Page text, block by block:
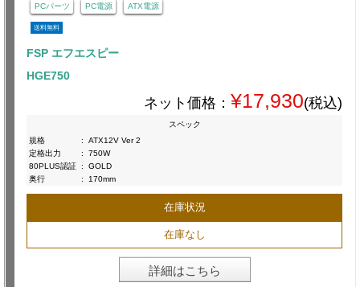
PCパーツ PC電源 ATX電源
送料無料
FSP エフエスピー
HGE750
ネット価格： ¥17,930(税込)
スペック
規格
:
ATX12V Ver 2
定格出力
:
750W
80PLUS認証 :
GOLD
奥行
: 170mm
在庫状況
在庫なし
詳細はこちら